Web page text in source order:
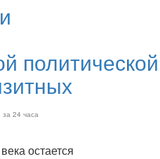
политической
за 24 часа
остается